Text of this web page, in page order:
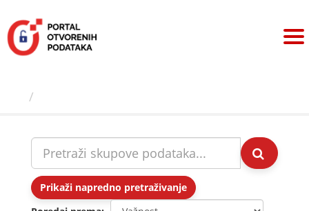
sadržaj
Prikaži napredno pretraživanje